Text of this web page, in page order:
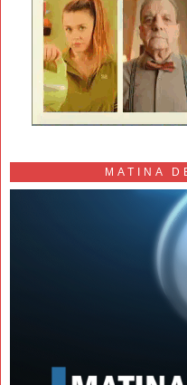
MATINA